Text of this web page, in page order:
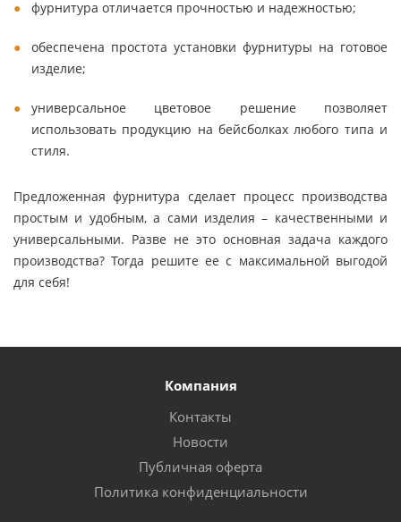
фурнитура отличается прочностью и надежностью;
обеспечена простота установки фурнитуры на готовое
изделие;
универсальное цветовое решение позволяет
использовать продукцию на бейсболках любого типа и
стиля.
Предложенная фурнитура сделает процесс производства
простым и удобным, а сами изделия – качественными и
универсальными. Разве не это основная задача каждого
производства? Тогда решите ее с максимальной выгодой
для себя!
Компания
Контакты
Новости
Публичная оферта
Политика конфиденциальности